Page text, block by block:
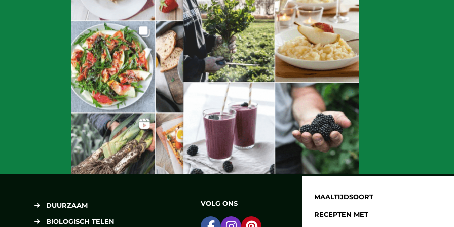
MAALTIJDSOORT
RECEPTEN MET
DUURZAAM
BIOLOGISCH TELEN
VOLG ONS